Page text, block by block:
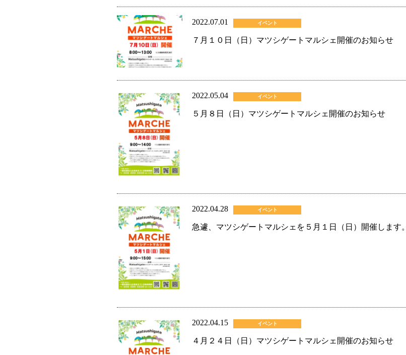
2022.07.01 イベント
７月１０日（日）マツシゲートマルシェ開催のお知らせ
2022.05.04 イベント
５月８日（日）マツシゲートマルシェ開催のお知らせ
2022.04.28 イベント
急遽、マツシゲートマルシェを５月１日（日）開催します。
2022.04.15 イベント
４月２４日（日）マツシゲートマルシェ開催のお知らせ